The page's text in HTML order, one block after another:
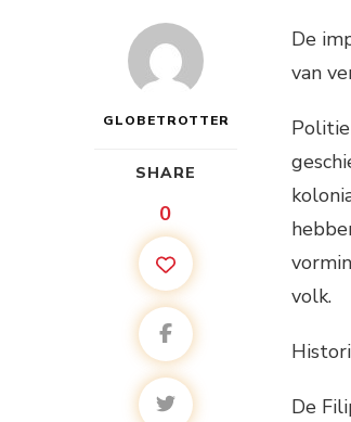
GLOBETROTTER
SHARE
0
De
van
volk.
De